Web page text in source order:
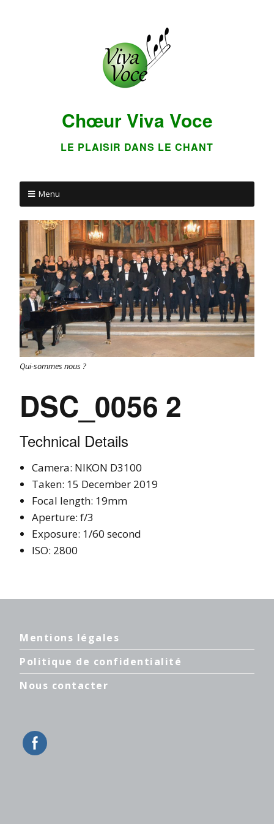
Chœur Viva Voce
LE PLAISIR DANS LE CHANT
Menu
Qui-sommes nous ?
DSC_0056 2
Technical Details
Camera: NIKON D3100
Taken: 15 December 2019
Focal length: 19mm
Aperture: f/3
Exposure: 1/60 second
ISO: 2800
Mentions légales
Politique de confidentialité
Nous contacter